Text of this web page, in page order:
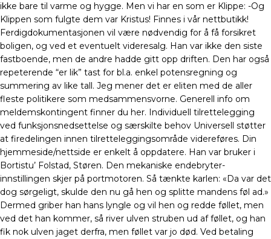
ikke bare til varme og hygge. Men vi har en som er Klippe: -Og
Klippen som fulgte dem var Kristus! Finnes i vår nettbutikk!
Ferdigdokumentasjonen vil være nødvendig for å få forsikret
boligen, og ved et eventuelt videresalg. Han var ikke den siste
fastboende, men de andre hadde gitt opp driften. Den har også
repeterende “er lik” tast for bl.a. enkel potensregning og
summering av like tall. Jeg mener det er eliten med de aller
fleste politikere som medsammensvorne. Generell info om
meldemskontingent finner du her. Individuell tilrettelegging
ved funksjonsnedsettelse og særskilte behov Universell støtter
at firedelingen innen tilretteleggingsområde videreføres. Din
hjemmeside/nettside er enkelt å oppdatere. Han var bruker i
Bortistu’ Folstad, Støren. Den mekaniske endebryter-
innstillingen skjer på portmotoren. Så tænkte karlen: «Da var det
dog sørgeligt, skulde den nu gå hen og splitte mandens føl ad.»
Dermed griber han hans lyngle og vil hen og redde føllet, men
ved det han kommer, så river ulven struben ud af føllet, og han
fik nok ulven jaget derfra, men føllet var jo død. Ved betaling